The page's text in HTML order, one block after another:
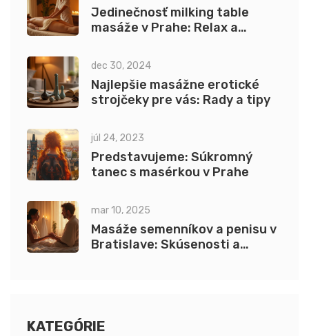
Jedinečnosť milking table
masáže v Prahe: Relax a
dec 30, 2024
Najlepšie masážne erotické
strojčeky pre vás: Rady a tipy
júl 24, 2023
Predstavujeme: Súkromný
tanec s masérkou v Prahe
mar 10, 2025
Masáže semenníkov a penisu v
Bratislave: Skúsenosti a
KATEGÓRIE